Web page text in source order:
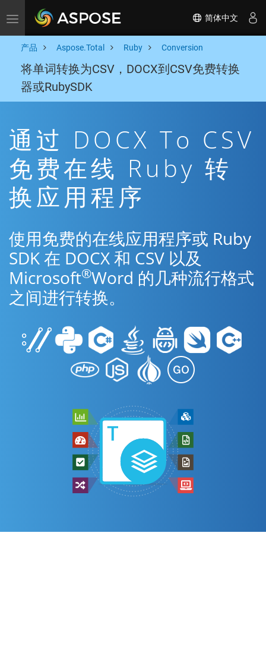
Toggle navigation 简体中文
产品 Aspose.Total Ruby Conversion
将单词转换为CSV，DOCX到CSV免费转换
器或RubySDK
通过 DOCX To CSV
免费在线 Ruby 转
换应用程序
使用免费的在线应用程序或 Ruby
SDK 在 DOCX 和 CSV 以及
Microsoft®Word 的几种流行格式
之间进行转换。